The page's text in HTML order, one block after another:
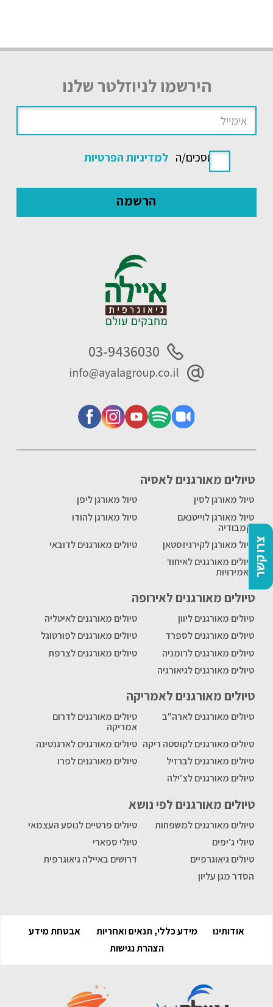
צרו קשר
הירשמו לניוזלטר שלנו
אני מסכים/ה למדיניות הפרטיות
טיולים מאורגנים לאסיה
טיול מאורגן לסין
טיול מאורגן ליפן
טיול מאורגן לוייטנאם
וקמבודיה
טיול מאורגן להודו
טיול מאורגן לקירגיזסטאן
טיולים מאורגנים לדובאי
טיולים מאורגנים לאיחוד
האמירויות
טיולים מאורגנים לאירופה
טיולים מאורגנים ליוון
טיולים מאורגנים לאיטליה
טיולים מאורגנים לספרד
טיולים מאורגנים לפורטוגל
טיולים מאורגנים לרומניה
טיולים מאורגנים לצרפת
טיולים מאורגנים לגיאורגיה
טיולים מאורגנים לאמריקה
טיולים מאורגנים לארה"ב
טיולים מאורגנים לדרום
אמריקה
טיולים מאורגנים לקוסטה ריקה טיולים מאורגנים לארגנטינה
טיולים מאורגנים לברזיל
טיולים מאורגנים לפרו
טיולים מאורגנים לצ'ילה
טיולים מאורגנים לפי נושא
טיולים מאורגנים למשפחות
טיולים פרטיים לנוסע העצמאי
טיולי ג'יפים
טיולי ספארי
טיולים גיאוגרפיים
דרושים באיילה גיאוגרפית
הסדר מגן עליון
03-9436030
info@ayalagroup.co.il
אודותינו מידע כללי, תנאים ואחריות
אבטחת מידע
הצהרת נגישות